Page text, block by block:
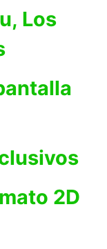
Los
2D